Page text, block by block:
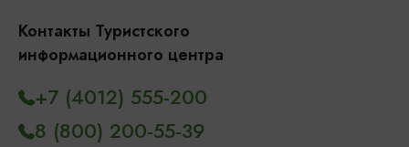
Контакты Туристского
информационного центра
+7 (4012) 555-200
8 (800) 200-55-39